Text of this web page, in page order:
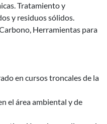
Tratamiento y
y residuos sólidos.
Herramientas para
en cursos troncales de la
el área ambiental y de